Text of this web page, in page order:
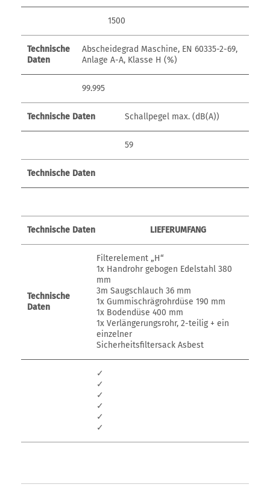
1500
Technische
Daten
Abscheidegrad Maschine, EN 60335-2-69,
Anlage A-A, Klasse H (%)
99.995
Technische Daten Schallpegel max. (dB(A))
59
Technische Daten
Technische Daten LIEFERUMFANG
Technische
Daten
Filterelement „H“
1x Handrohr gebogen Edelstahl 380
mm
3m Saugschlauch 36 mm
1x Gummischrägrohrdüse 190 mm
1x Bodendüse 400 mm
1x Verlängerungsrohr, 2-teilig + ein
einzelner
Sicherheitsfiltersack Asbest
✓
✓
✓
✓
✓
✓